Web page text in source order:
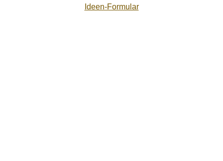
Ideen-Formular